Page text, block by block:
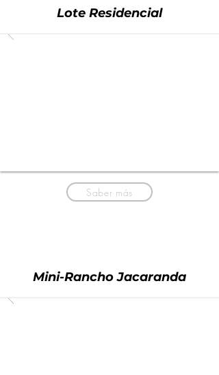
Lote Residencial
Saber más
Mini-Rancho Jacaranda